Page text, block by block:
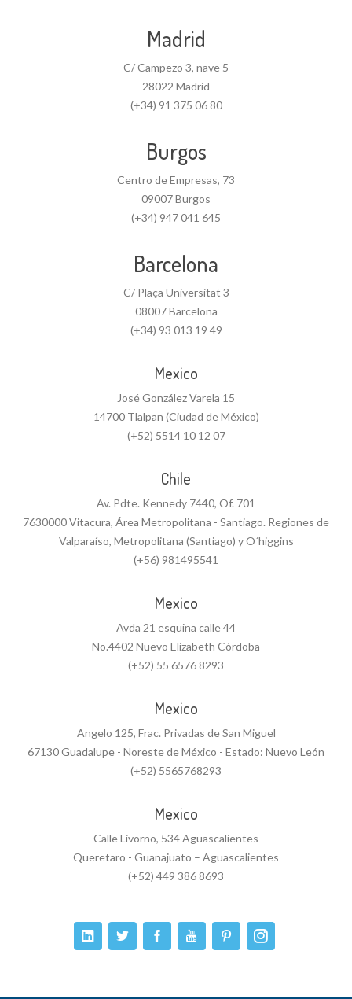
Madrid
C/ Campezo 3, nave 5
28022 Madrid
(+34) 91 375 06 80
Burgos
Centro de Empresas, 73
09007 Burgos
(+34) 947 041 645
Barcelona
C/ Plaça Universitat 3
08007 Barcelona
(+34) 93 013 19 49
Mexico
José González Varela 15
14700 Tlalpan (Ciudad de México)
(+52) 5514 10 12 07
Chile
Av. Pdte. Kennedy 7440, Of. 701
7630000 Vitacura, Área Metropolitana - Santiago. Regiones de
Valparaíso, Metropolitana (Santiago) y O´higgins
(+56) 981495541
Mexico
Avda 21 esquina calle 44
No.4402 Nuevo Elizabeth Córdoba
(+52) 55 6576 8293
Mexico
Angelo 125, Frac. Privadas de San Miguel
67130 Guadalupe - Noreste de México - Estado: Nuevo León
(+52) 5565768293
Mexico
Calle Livorno, 534 Aguascalientes
Queretaro - Guanajuato – Aguascalientes
(+52) 449 386 8693